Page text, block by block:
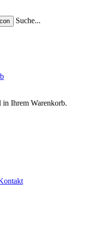
Suche...
in Ihrem Warenkorb.